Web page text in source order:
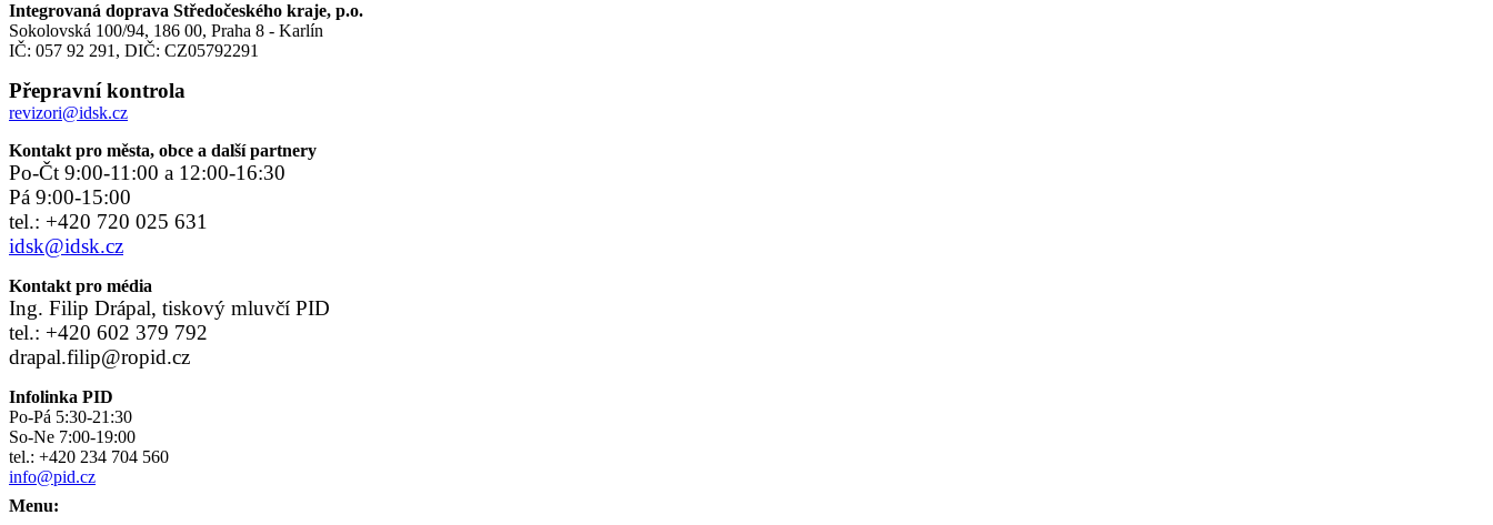
Integrovaná doprava Středočeského kraje, p.o.
Sokolovská 100/94, 186 00, Praha 8 - Karlín
IČ: 057 92 291, DIČ: CZ05792291
Přepravní kontrola
revizori@idsk.cz
Kontakt pro města, obce a další partnery
Po-Čt 9:00-11:00 a 12:00-16:30
Pá 9:00-15:00
tel.: +420 720 025 631
idsk@idsk.cz
Kontakt pro média
Ing. Filip Drápal, tiskový mluvčí PID
tel.: +420 602 379 792
drapal.filip@ropid.cz
Infolinka PID
Po-Pá 5:30-21:30
So-Ne 7:00-19:00
tel.: +420 234 704 560
info@pid.cz
Menu: